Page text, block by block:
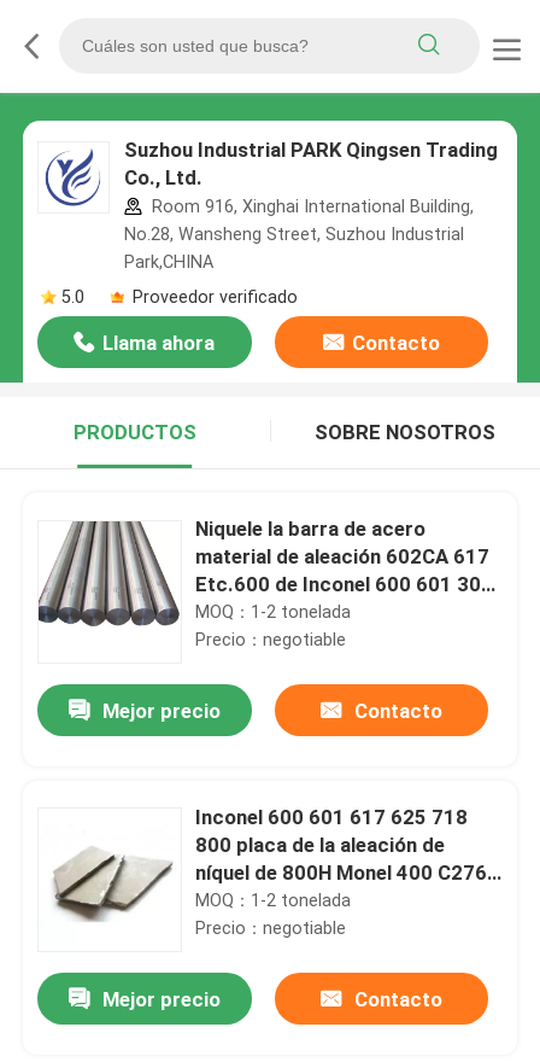
Suzhou Industrial PARK Qingsen Trading
Co., Ltd.
Room 916, Xinghai International Building,
No.28, Wansheng Street, Suzhou Industrial
Park,CHINA
5.0
Proveedor verificado
Llama ahora Contacto
PRODUCTOS SOBRE NOSOTROS
Niquele la barra de acero
material de aleación 602CA 617
Etc.600 de Inconel 600 601 30
C276
MOQ：1-2 tonelada
Precio：negotiable
Mejor precio Contacto
Inconel 600 601 617 625 718
800 placa de la aleación de
níquel de 800H Monel 400 C276
B3
MOQ：1-2 tonelada
Precio：negotiable
Mejor precio Contacto